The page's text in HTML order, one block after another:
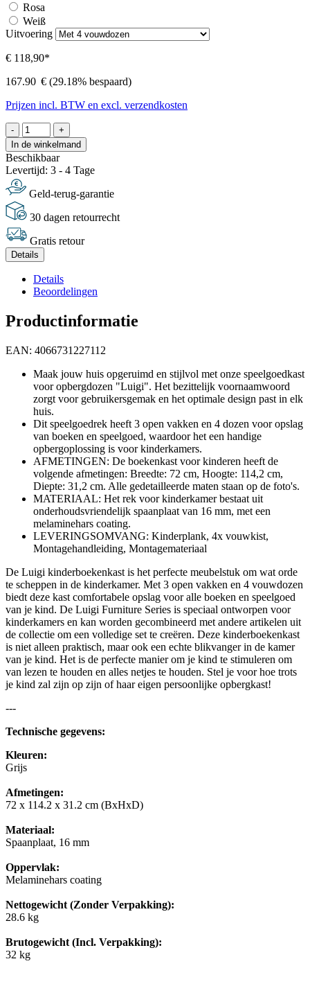
Rosa
Weiß
Uitvoering
€ 118,90*
167.90 € (29.18% bespaard)
Prijzen incl. BTW en excl. verzendkosten
-
+
In de winkelmand
Beschikbaar
Levertijd: 3 - 4 Tage
Geld-terug-garantie
30 dagen retourrecht
Gratis retour
Details
Details
Beoordelingen
Productinformatie
EAN: 4066731227112
Maak jouw huis opgeruimd en stijlvol met onze speelgoedkast
voor opbergdozen "Luigi". Het bezittelijk voornaamwoord
zorgt voor gebruikersgemak en het optimale design past in elk
huis.
Dit speelgoedrek heeft 3 open vakken en 4 dozen voor opslag
van boeken en speelgoed, waardoor het een handige
opbergoplossing is voor kinderkamers.
AFMETINGEN: De boekenkast voor kinderen heeft de
volgende afmetingen: Breedte: 72 cm, Hoogte: 114,2 cm,
Diepte: 31,2 cm. Alle gedetailleerde maten staan op de foto's.
MATERIAAL: Het rek voor kinderkamer bestaat uit
onderhoudsvriendelijk spaanplaat van 16 mm, met een
melaminehars coating.
LEVERINGSOMVANG: Kinderplank, 4x vouwkist,
Montagehandleiding, Montagemateriaal
De Luigi kinderboekenkast is het perfecte meubelstuk om wat orde
te scheppen in de kinderkamer. Met 3 open vakken en 4 vouwdozen
biedt deze kast comfortabele opslag voor alle boeken en speelgoed
van je kind. De Luigi Furniture Series is speciaal ontworpen voor
kinderkamers en kan worden gecombineerd met andere artikelen uit
de collectie om een volledige set te creëren. Deze kinderboekenkast
is niet alleen praktisch, maar ook een echte blikvanger in de kamer
van je kind. Het is de perfecte manier om je kind te stimuleren om
van lezen te houden en alles netjes te houden. Stel je voor hoe trots
je kind zal zijn op zijn of haar eigen persoonlijke opbergkast!
---
Technische gegevens:
Kleuren:
Grijs
Afmetingen:
72 x 114.2 x 31.2 cm (BxHxD)
Materiaal:
Spaanplaat, 16 mm
Oppervlak:
Melaminehars coating
Nettogewicht (Zonder Verpakking):
28.6 kg
Brutogewicht (Incl. Verpakking):
32 kg